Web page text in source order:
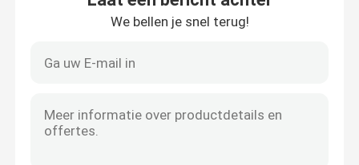
cummins motorvervangstukken
De Vervangstukken van de luchtcompressor
Diesel brandstof injectie pomp
We bellen je snel terug!